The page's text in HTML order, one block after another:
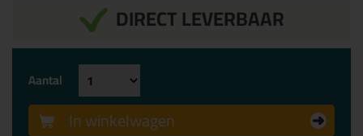
DIRECT LEVERBAAR
Aantal
In winkelwagen